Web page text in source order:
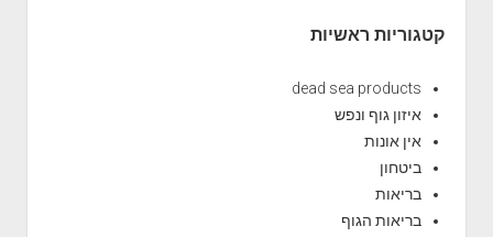
קטגוריות ראשיות
dead sea products
איזון גוף ונפש
אין אונות
ביטחון
בריאות
בריאות הגוף